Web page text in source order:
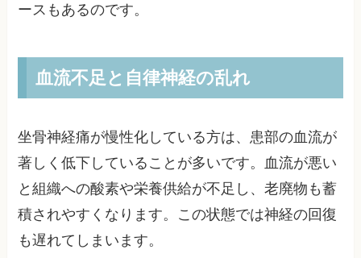
ースもあるのです。
血流不足と自律神経の乱れ
坐骨神経痛が慢性化している方は、患部の血流が
著しく低下していることが多いです。血流が悪い
と組織への酸素や栄養供給が不足し、老廃物も蓄
積されやすくなります。この状態では神経の回復
も遅れてしまいます。